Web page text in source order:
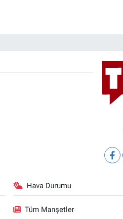
Hava Durumu
Tüm Manşetler